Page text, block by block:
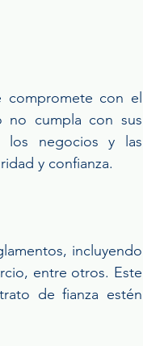
compromete con el
no cumpla con sus
los negocios y las
y confianza.
incluyendo
entre otros. Este
de fianza estén